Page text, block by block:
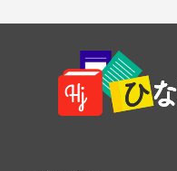
Footer